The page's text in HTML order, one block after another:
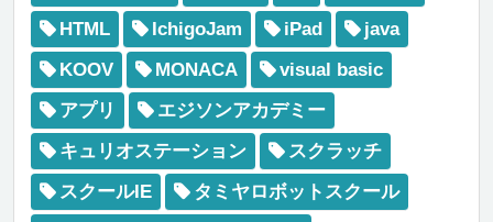
HTML
IchigoJam iPad
java
KOOV
MONACA
visual basic
アプリ
エジソンアカデミー
キュリオステーション
スクラッチ
スクールIE
タミヤロボットスクール